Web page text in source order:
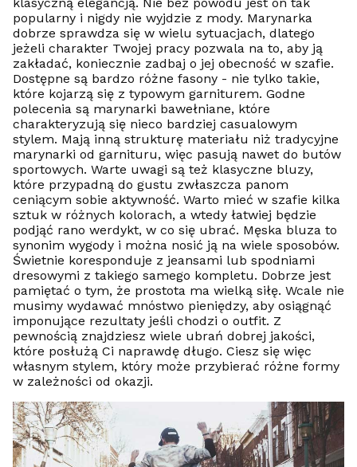
popularny i nigdy nie wyjdzie z mody. Marynarka
dobrze sprawdza się w wielu sytuacjach, dlatego
jeżeli charakter Twojej pracy pozwala na to, aby ją
zakładać, koniecznie zadbaj o jej obecność w szafie.
Dostępne są bardzo różne fasony - nie tylko takie,
które kojarzą się z typowym garniturem. Godne
polecenia są marynarki bawełniane, które
charakteryzują się nieco bardziej casualowym
stylem. Mają inną strukturę materiału niż tradycyjne
marynarki od garnituru, więc pasują nawet do butów
sportowych. Warte uwagi są też klasyczne bluzy,
które przypadną do gustu zwłaszcza panom
ceniącym sobie aktywność. Warto mieć w szafie kilka
sztuk w różnych kolorach, a wtedy łatwiej będzie
podjąć rano werdykt, w co się ubrać. Męska bluza to
synonim wygody i można nosić ją na wiele sposobów.
Świetnie koresponduje z jeansami lub spodniami
dresowymi z takiego samego kompletu. Dobrze jest
pamiętać o tym, że prostota ma wielką siłę. Wcale nie
musimy wydawać mnóstwo pieniędzy, aby osiągnąć
imponujące rezultaty jeśli chodzi o outfit. Z
pewnością znajdziesz wiele ubrań dobrej jakości,
które posłużą Ci naprawdę długo. Ciesz się więc
własnym stylem, który może przybierać różne formy
w zależności od okazji.